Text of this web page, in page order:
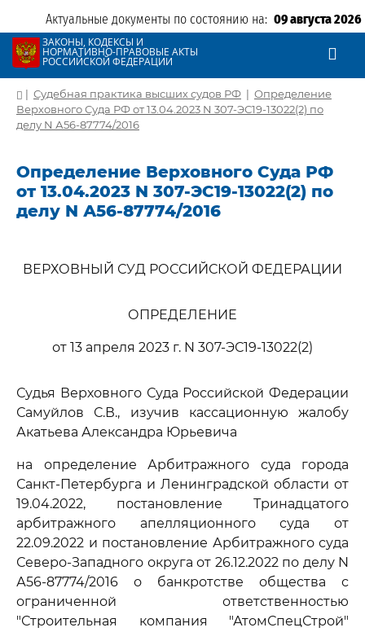
Актуальные документы по состоянию на: 09 августа 2026
ЗАКОНЫ, КОДЕКСЫ И
НОРМАТИВНО-ПРАВОВЫЕ АКТЫ
РОССИЙСКОЙ ФЕДЕРАЦИИ
| Судебная практика высших судов РФ | Определение
Верховного Суда РФ от 13.04.2023 N 307-ЭС19-13022(2) по
делу N А56-87774/2016
Определение Верховного Суда РФ
от 13.04.2023 N 307-ЭС19-13022(2) по
делу N А56-87774/2016
ВЕРХОВНЫЙ СУД РОССИЙСКОЙ ФЕДЕРАЦИИ
ОПРЕДЕЛЕНИЕ
от 13 апреля 2023 г. N 307-ЭС19-13022(2)
Судья Верховного Суда Российской Федерации
Самуйлов С.В., изучив кассационную жалобу
Акатьева Александра Юрьевича
на определение Арбитражного суда города
Санкт-Петербурга и Ленинградской области от
19.04.2022, постановление Тринадцатого
арбитражного апелляционного суда от
22.09.2022 и постановление Арбитражного суда
Северо-Западного округа от 26.12.2022 по делу N
А56-87774/2016 о банкротстве общества с
ограниченной ответственностью
"Строительная компания "АтомСпецСтрой"